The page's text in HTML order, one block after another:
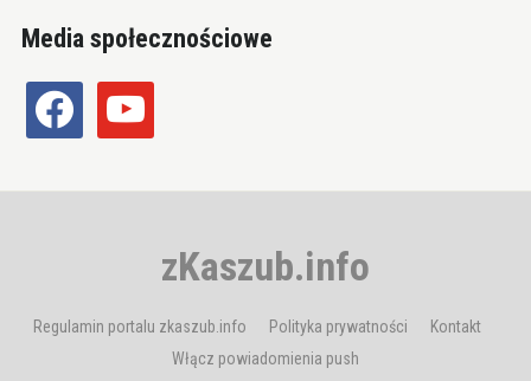
Media społecznościowe
facebook youtube
zKaszub.info
Regulamin portalu zkaszub.info Polityka prywatności
Kontakt
Włącz powiadomienia push